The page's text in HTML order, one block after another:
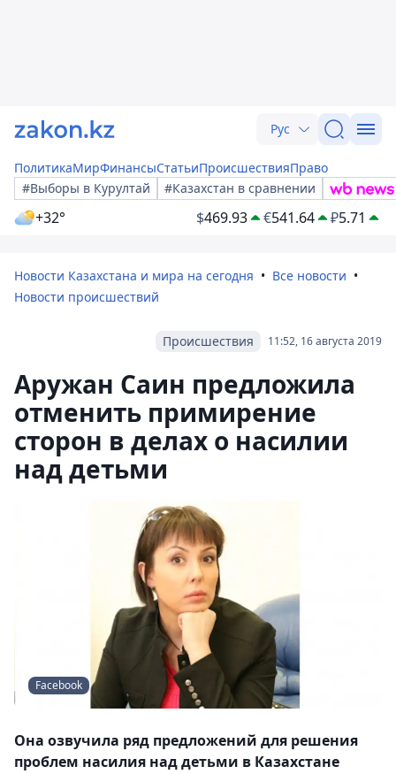
Рус
ПолитикаМирФинансыСтатьиПроисшествияПраво
#Выборы в Курултай
#Казахстан в сравнении
+32° $469.93 €541.64 ₽5.71
Новости Казахстана и мира на сегодня
Все новости
Новости происшествий
11:52, 16 августа 2019
Происшествия
Аружан Саин предложила
отменить примирение
сторон в делах о насилии
над детьми
Facebook
Она озвучила ряд предложений для решения
проблем насилия над детьми в Казахстане